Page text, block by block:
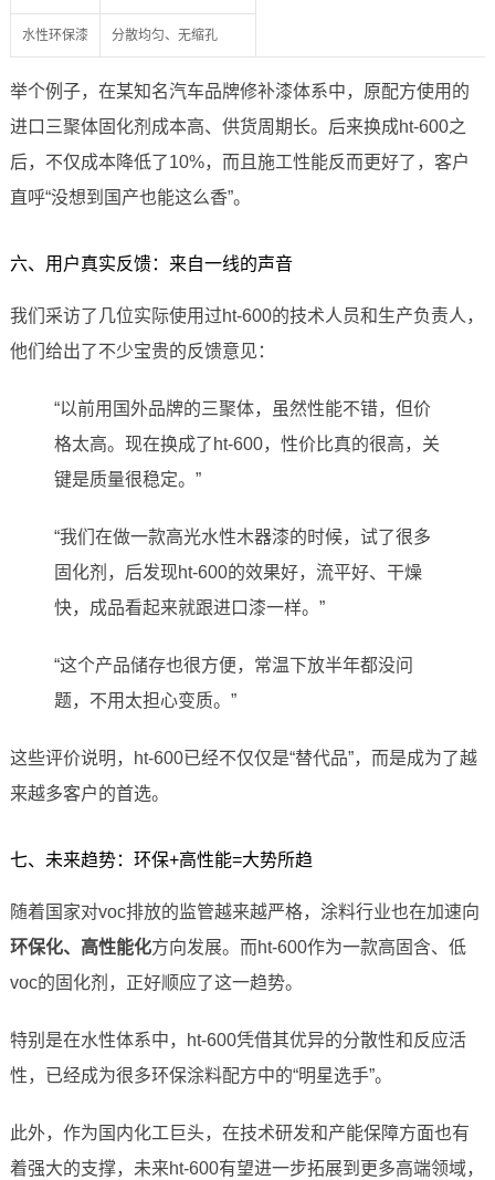
水性环保漆 分散均匀、无缩孔
举个例子，在某知名汽车品牌修补漆体系中，原配方使用的
进口三聚体固化剂成本高、供货周期长。后来换成ht-600之
后，不仅成本降低了10%，而且施工性能反而更好了，客户
直呼“没想到国产也能这么香”。
六、用户真实反馈：来自一线的声音
我们采访了几位实际使用过ht-600的技术人员和生产负责人，
他们给出了不少宝贵的反馈意见：
“以前用国外品牌的三聚体，虽然性能不错，但价
格太高。现在换成了ht-600，性价比真的很高，关
键是质量很稳定。”
“我们在做一款高光水性木器漆的时候，试了很多
固化剂，后发现ht-600的效果好，流平好、干燥
快，成品看起来就跟进口漆一样。”
“这个产品储存也很方便，常温下放半年都没问
题，不用太担心变质。”
这些评价说明，ht-600已经不仅仅是“替代品”，而是成为了越
来越多客户的首选。
七、未来趋势：环保+高性能=大势所趋
随着国家对voc排放的监管越来越严格，涂料行业也在加速向
环保化、高性能化方向发展。而ht-600作为一款高固含、低
voc的固化剂，正好顺应了这一趋势。
特别是在水性体系中，ht-600凭借其优异的分散性和反应活
性，已经成为很多环保涂料配方中的“明星选手”。
此外，作为国内化工巨头，在技术研发和产能保障方面也有
着强大的支撑，未来ht-600有望进一步拓展到更多高端领域，